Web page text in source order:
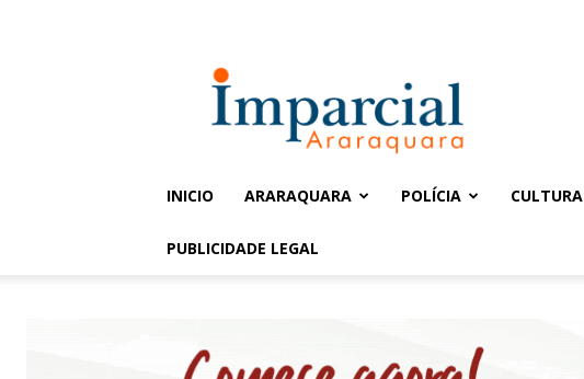
Imparcial
INICIO ARARAQUARA POLÍCIA CULTURA
PUBLICIDADE LEGAL